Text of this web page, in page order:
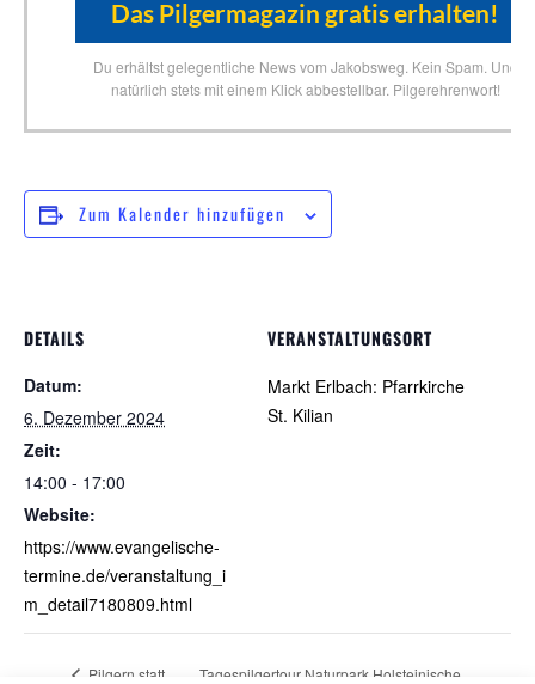
Du erhältst gelegentliche News vom Jakobsweg. Kein Spam. Und
natürlich stets mit einem Klick abbestellbar. Pilgerehrenwort!
Zum Kalender hinzufügen
DETAILS
Datum:
6. Dezember 2024
Zeit:
14:00 - 17:00
Website:
https://www.evangelische-
termine.de/veranstaltung_i
m_detail7180809.html
VERANSTALTUNGSORT
Markt Erlbach: Pfarrkirche
St. Kilian
Pilgern statt Tagespilgertour Naturpark Holsteinische